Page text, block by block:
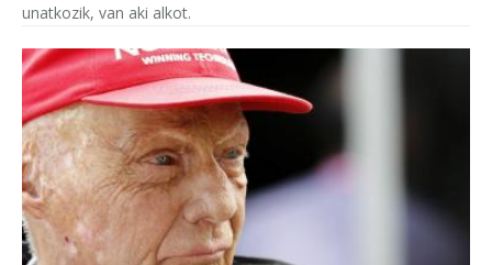
unatkozik, van aki alkot.